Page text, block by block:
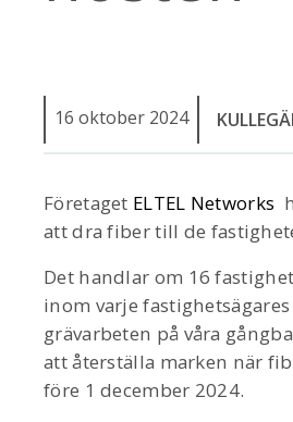
16 oktober 2024
Företaget ELTEL Networks
att dra fiber till de
Det handlar om 16
inom varje
grävarbeten på våra
att återställa marken när
före 1 december 2024.